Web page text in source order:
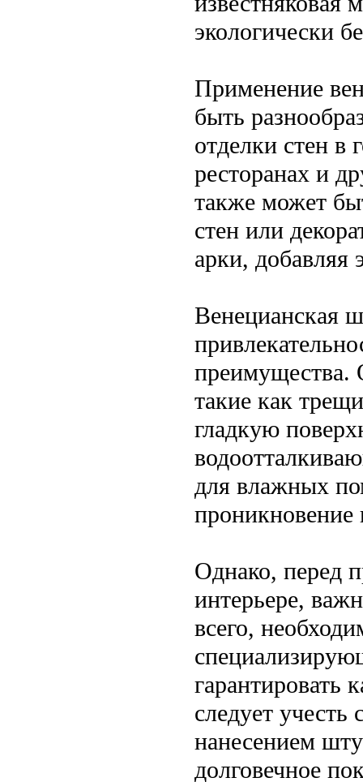
экологически
Применение
быть
отделки стен в
ресторанах и
также может
стен или
арки, добавляя
Венецианская
преимущества.
такие как
гладкую
для влажных
проникновение
Однако, перед
интерьере,
всего,
гарантировать
следует учесть
нанесением
долговечное